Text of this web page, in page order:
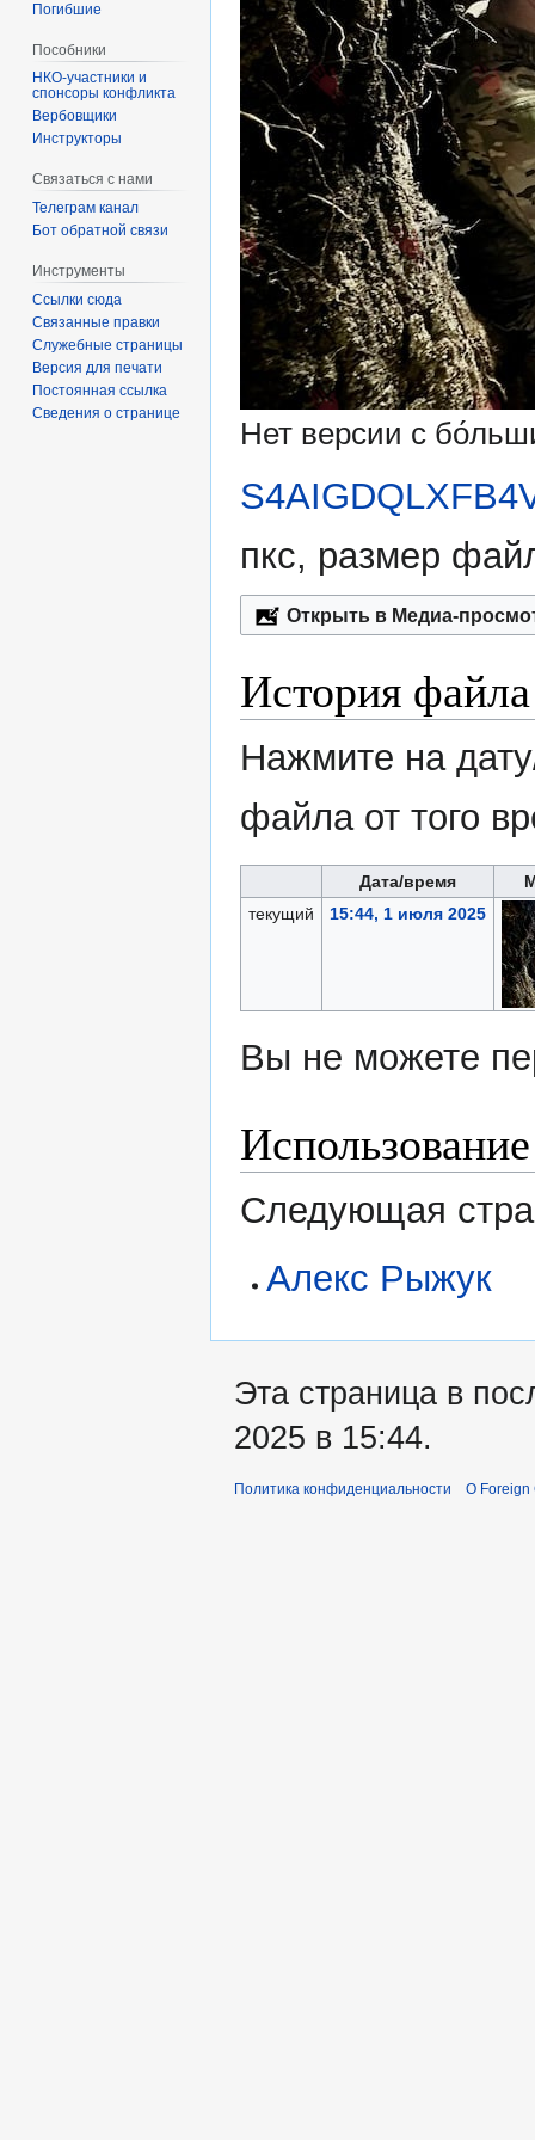
Нет версии с
пкс, размер
Открыть в Медиа-
История файла
Нажмите на
файла от того
Дата/время
текущий
15:44, 1 июля 2025
Вы не можете
Следующая
Алекс Рыжук
Погибшие
Пособники
спонсоры конфликта
‏‎Вербовщики
Инструкторы
Связаться с нами
Телеграм канал
Бот обратной связи
Инструменты
Ссылки сюда
Связанные правки
Служебные страницы
Версия для печати
Постоянная ссылка
Сведения о странице
Эта страница в
2025 в 15:44.
Политика конфиденциальности О Foreign